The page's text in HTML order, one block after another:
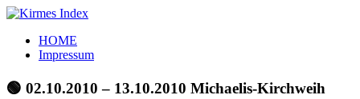
Zum
springen
Kirmes
Index
Tourpläne
der
HOME
Impressum
🟢 02.10.2010 – 13.10.2010 Michaelis-Kirchweih